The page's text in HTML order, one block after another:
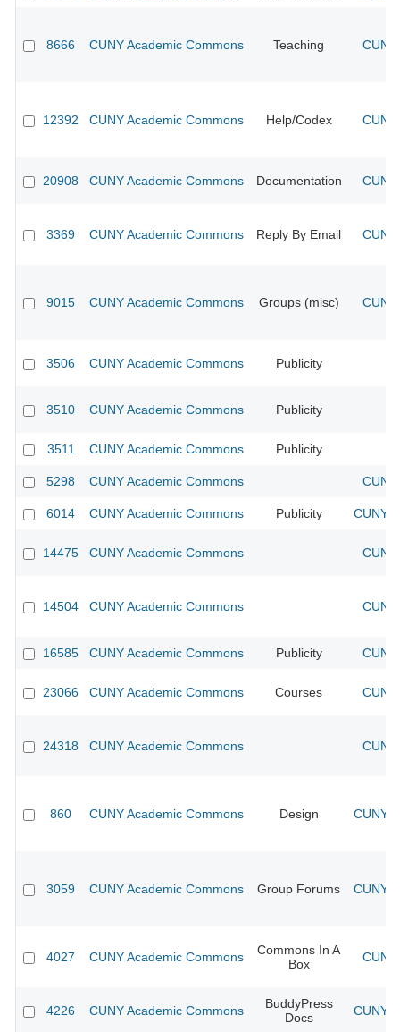
8666 CUNY Academic Commons Teaching
12392 CUNY Academic Commons Help/Codex
20908 CUNY Academic Commons Documentation
3369 CUNY Academic Commons Reply By Email
9015 CUNY Academic Commons Groups (misc)
3506 CUNY Academic Commons Publicity
3510 CUNY Academic Commons Publicity
3511 CUNY Academic Commons Publicity
5298 CUNY Academic Commons
6014 CUNY Academic Commons Publicity CUNY
14475 CUNY Academic Commons
14504 CUNY Academic Commons
16585 CUNY Academic Commons Publicity
23066 CUNY Academic Commons Courses
24318 CUNY Academic Commons
860 CUNY Academic Commons Design CUNY
3059 CUNY Academic Commons Group Forums CUNY
4027 CUNY Academic Commons
Commons In A
Box
4226 CUNY Academic Commons
BuddyPress
Docs
CUNY